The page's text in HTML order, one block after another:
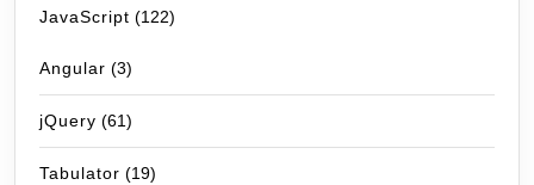
JavaScript (122)
Angular (3)
jQuery (61)
Tabulator (19)